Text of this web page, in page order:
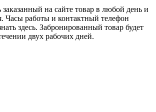
на сайте товар в любой день и
Часы работы и контактный телефон
здесь. Забронированный товар будет
двух рабочих дней.